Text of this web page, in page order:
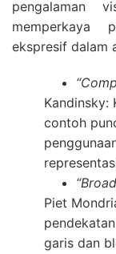
pengalaman
memperkaya
ekspresif dalam
Kandinsky:
contoh
Piet
pendekatan
garis dan